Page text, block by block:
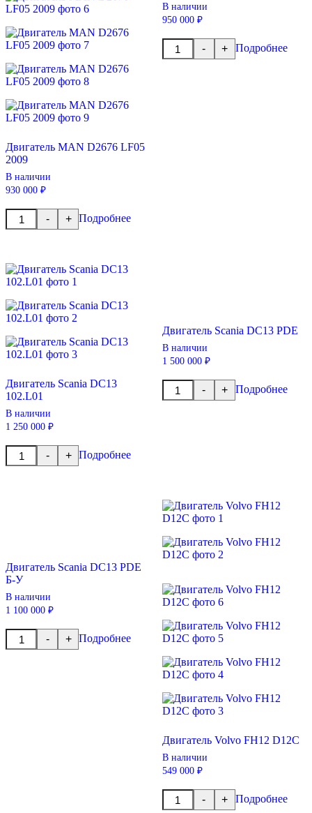
Двигатель MAN D2676 LF05
2009
В наличии
930 000 ₽
-
Количество
товара
LF05
2009
+ Подробнее
В наличии
950 000 ₽
-
Количество
товара
+ Подробнее
Двигатель Scania DC13
102.L01
В наличии
1 250 000 ₽
-
Количество
товара
+ Подробнее
Двигатель Scania DC13 PDE
В наличии
1 500 000 ₽
-
Количество
товара
+ Подробнее
Двигатель Scania DC13 PDE
Б-У
В наличии
1 100 000 ₽
-
Количество
товара
+ Подробнее
Двигатель Volvo FH12 D12C
В наличии
549 000 ₽
-
Количество
товара
+ Подробнее